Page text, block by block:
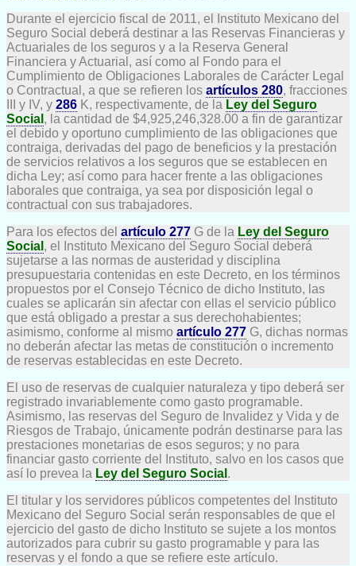
Durante el ejercicio fiscal de 2011, el Instituto Mexicano del
Seguro Social deberá destinar a las Reservas Financieras y
Actuariales de los seguros y a la Reserva General
Financiera y Actuarial, así como al Fondo para el
Cumplimiento de Obligaciones Laborales de Carácter Legal
o Contractual, a que se refieren los artículos 280, fracciones
III y IV, y 286 K, respectivamente, de la Ley del Seguro
Social , la cantidad de $4,925,246,328.00 a fin de garantizar
el debido y oportuno cumplimiento de las obligaciones que
contraiga, derivadas del pago de beneficios y la prestación
de servicios relativos a los seguros que se establecen en
dicha Ley; así como para hacer frente a las obligaciones
laborales que contraiga, ya sea por disposición legal o
contractual con sus trabajadores.
Para los efectos del artículo 277 G de la Ley del Seguro
Social , el Instituto Mexicano del Seguro Social deberá
sujetarse a las normas de austeridad y disciplina
presupuestaria contenidas en este Decreto, en los términos
propuestos por el Consejo Técnico de dicho Instituto, las
cuales se aplicarán sin afectar con ellas el servicio público
que está obligado a prestar a sus derechohabientes;
asimismo, conforme al mismo artículo 277 G, dichas normas
no deberán afectar las metas de constitución o incremento
de reservas establecidas en este Decreto.
El uso de reservas de cualquier naturaleza y tipo deberá ser
registrado invariablemente como gasto programable.
Asimismo, las reservas del Seguro de Invalidez y Vida y de
Riesgos de Trabajo, únicamente podrán destinarse para las
prestaciones monetarias de esos seguros; y no para
financiar gasto corriente del Instituto, salvo en los casos que
así lo prevea la Ley del Seguro Social .
El titular y los servidores públicos competentes del Instituto
Mexicano del Seguro Social serán responsables de que el
ejercicio del gasto de dicho Instituto se sujete a los montos
autorizados para cubrir su gasto programable y para las
reservas y el fondo a que se refiere este artículo.